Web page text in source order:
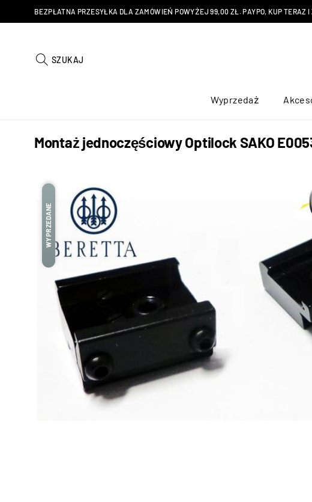
BEZPŁATNA PRZESYŁKA DLA ZAMÓWIEŃ POWYŻEJ 99,00 ZŁ. PAYPO, KUP TERAZ
SZUKAJ
Wyprzedaż
Montaż jednoczęściowy Optilock SAKO
WYPRZEDANE